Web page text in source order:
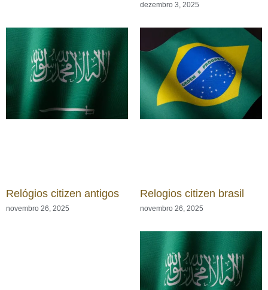
dezembro 3, 2025
Relógios citizen antigos
novembro 26, 2025
Relogios citizen brasil
novembro 26, 2025